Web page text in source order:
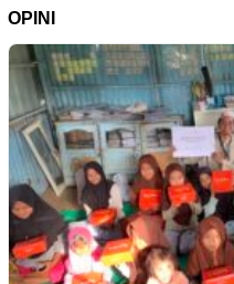
OPINI